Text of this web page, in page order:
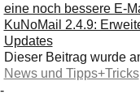
eine noch bessere E-
KuNoMail 2.4.9:
Updates
Dieser Beitrag wurde
News und Tipps+Tricks
-